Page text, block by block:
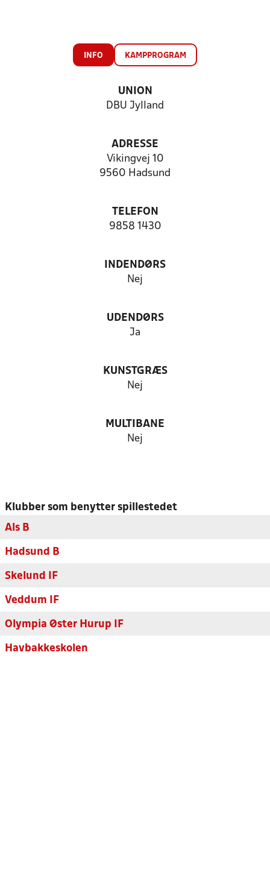
INFO KAMPPROGRAM
UNION
DBU Jylland
ADRESSE
Vikingvej 10
9560 Hadsund
TELEFON
9858 1430
INDENDØRS
Nej
UDENDØRS
Ja
KUNSTGRÆS
Nej
MULTIBANE
Nej
Klubber som benytter spillestedet
Als B
Hadsund B
Skelund IF
Veddum IF
Olympia Øster Hurup IF
Havbakkeskolen